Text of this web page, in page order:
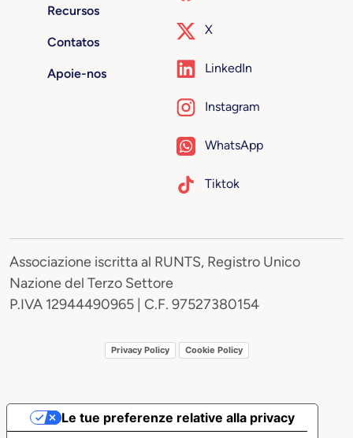
Recursos
Contatos
Apoie-nos
X
LinkedIn
Instagram
WhatsApp
Tiktok
Associazione iscritta al RUNTS, Registro Unico
Nazione del Terzo Settore
P.IVA 12944490965 | C.F. 97527380154
Privacy Policy Cookie Policy
Le tue preferenze relative alla privacy